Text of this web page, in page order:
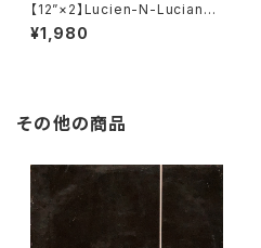
【12”×2】Lucien-N-Luciano /
Cuidad De Luz (Cadenza)
(Cadenza 49)
¥1,980
その他の商品